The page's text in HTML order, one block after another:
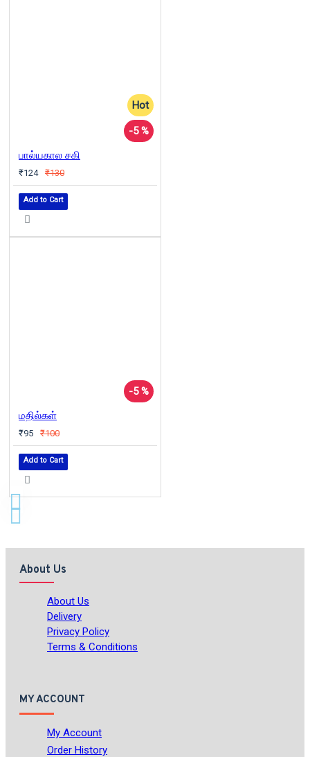
Hot
-5 %
பால்யகால சகி
₹124 ₹130
Add to Cart
-5 %
மதில்கள்
₹95 ₹100
Add to Cart
About Us
About Us
Delivery
Privacy Policy
Terms & Conditions
MY ACCOUNT
My Account
Order History